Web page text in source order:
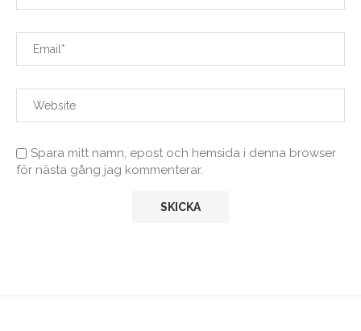
Spara mitt namn, epost och hemsida i denna browser
för nästa gång jag kommenterar.